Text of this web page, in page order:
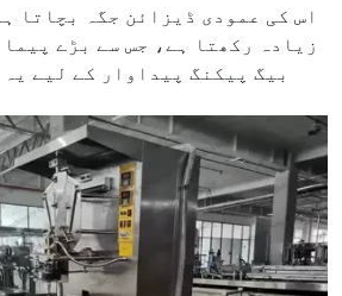
اس کی عمودی ڈیزائن جگہ بچاتا
زیادہ رکھتا ہے، جس سے بڑے
بیگ پیکنگ پیداوار کے لیے